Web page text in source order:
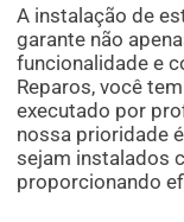
A instalação de
garante não
funcionalidade e
Reparos, você
executado por
nossa prioridade
sejam instalados
proporcionando